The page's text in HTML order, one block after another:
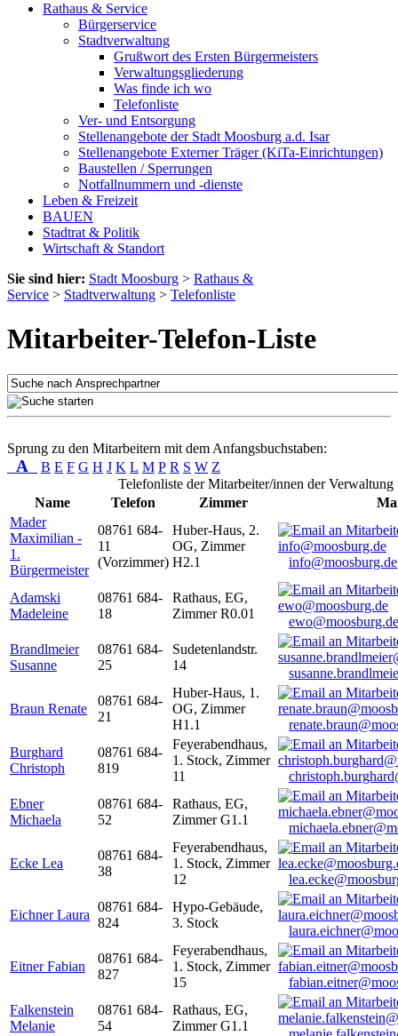
Rathaus & Service
Bürgerservice
Stadtverwaltung
Grußwort des Ersten Bürgermeisters
Verwaltungsgliederung
Was finde ich wo
Telefonliste
Ver- und Entsorgung
Stellenangebote der Stadt Moosburg a.d. Isar
Stellenangebote Externer Träger (KiTa-Einrichtungen)
Baustellen / Sperrungen
Notfallnummern und -dienste
Leben & Freizeit
BAUEN
Stadtrat & Politik
Wirtschaft & Standort
Sie sind hier: Stadt Moosburg > Rathaus &
Service > Stadtverwaltung > Telefonliste
Mitarbeiter-Telefon-Liste
Sprung zu den Mitarbeitern mit dem Anfangsbuchstaben:
A B E F G H J K L M P R S W Z
Telefonliste der Mitarbeiter/innen der Verwaltung
Name
Telefon Zimmer
Mader
Maximilian -
1.
Bürgermeister
08761 684-
11
(Vorzimmer)
Huber-Haus, 2.
OG, Zimmer
H2.1
info@moosburg.de
Adamski
Madeleine
08761 684-
18
Rathaus, EG,
Zimmer R0.01
ewo@moosburg.de
Brandlmeier
Susanne
08761 684-
25
Sudetenlandstr.
14
Braun Renate
08761 684-
21
Huber-Haus, 1.
OG, Zimmer
H1.1
Burghard
Christoph
08761 684-
819
Feyerabendhaus,
1. Stock, Zimmer
11
Ebner
Michaela
08761 684-
52
Rathaus, EG,
Zimmer G1.1
Ecke Lea
08761 684-
38
Feyerabendhaus,
1. Stock, Zimmer
12
Eichner Laura
08761 684-
824
Hypo-Gebäude,
3. Stock
Eitner Fabian
08761 684-
827
Feyerabendhaus,
1. Stock, Zimmer
15
Falkenstein
Melanie
08761 684-
54
Rathaus, EG,
Zimmer G1.1